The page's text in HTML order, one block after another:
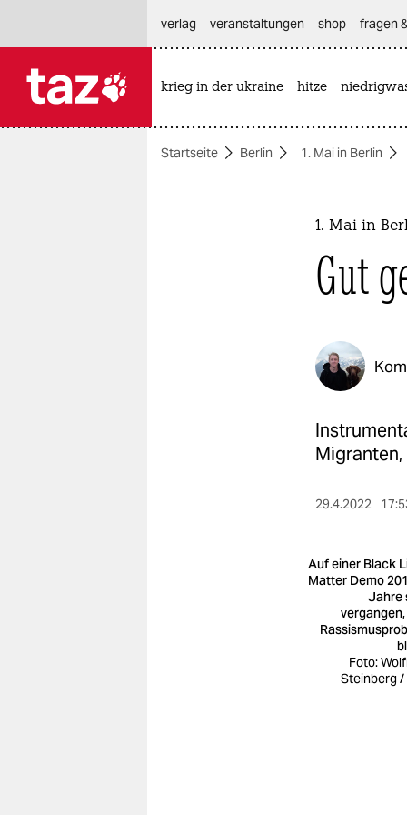
themen
verlag
veranstaltungen shop fragen
krieg in der ukraine hitze
Startseite Berlin 1. Mai in Berlin
1. Mai in
Gut
Migranten,
29.4.2022
Auf einer Black
Matter Demo
Jahre
Foto:
Steinberg /